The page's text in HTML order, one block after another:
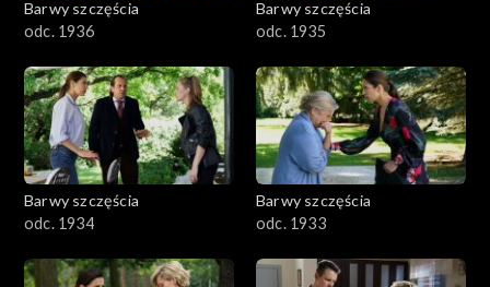
Barwy szczęścia
odc. 1936
Barwy szczęścia
odc. 1935
Barwy szczęścia
odc. 1934
Barwy szczęścia
odc. 1933